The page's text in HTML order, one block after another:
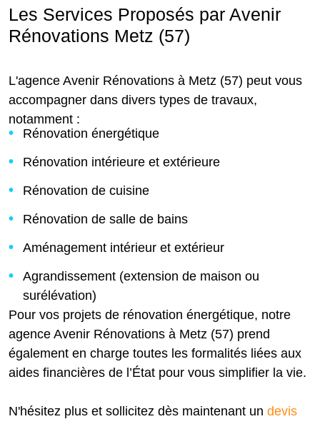
Les Services Proposés par Avenir
Rénovations Metz (57)
L'agence Avenir Rénovations à Metz (57) peut vous
accompagner dans divers types de travaux,
notamment :
Rénovation énergétique
Rénovation intérieure et extérieure
Rénovation de cuisine
Rénovation de salle de bains
Aménagement intérieur et extérieur
Agrandissement (extension de maison ou
surélévation)
Pour vos projets de rénovation énergétique, notre
agence Avenir Rénovations à Metz (57) prend
également en charge toutes les formalités liées aux
aides financières de l’État pour vous simplifier la vie.
N'hésitez plus et sollicitez dès maintenant un devis